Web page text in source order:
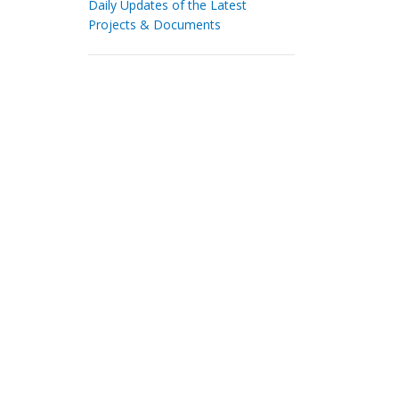
Daily Updates of the Latest
Projects & Documents